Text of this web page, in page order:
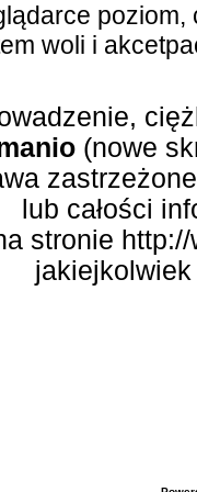
woli i
(nowe
lub całości
stronie